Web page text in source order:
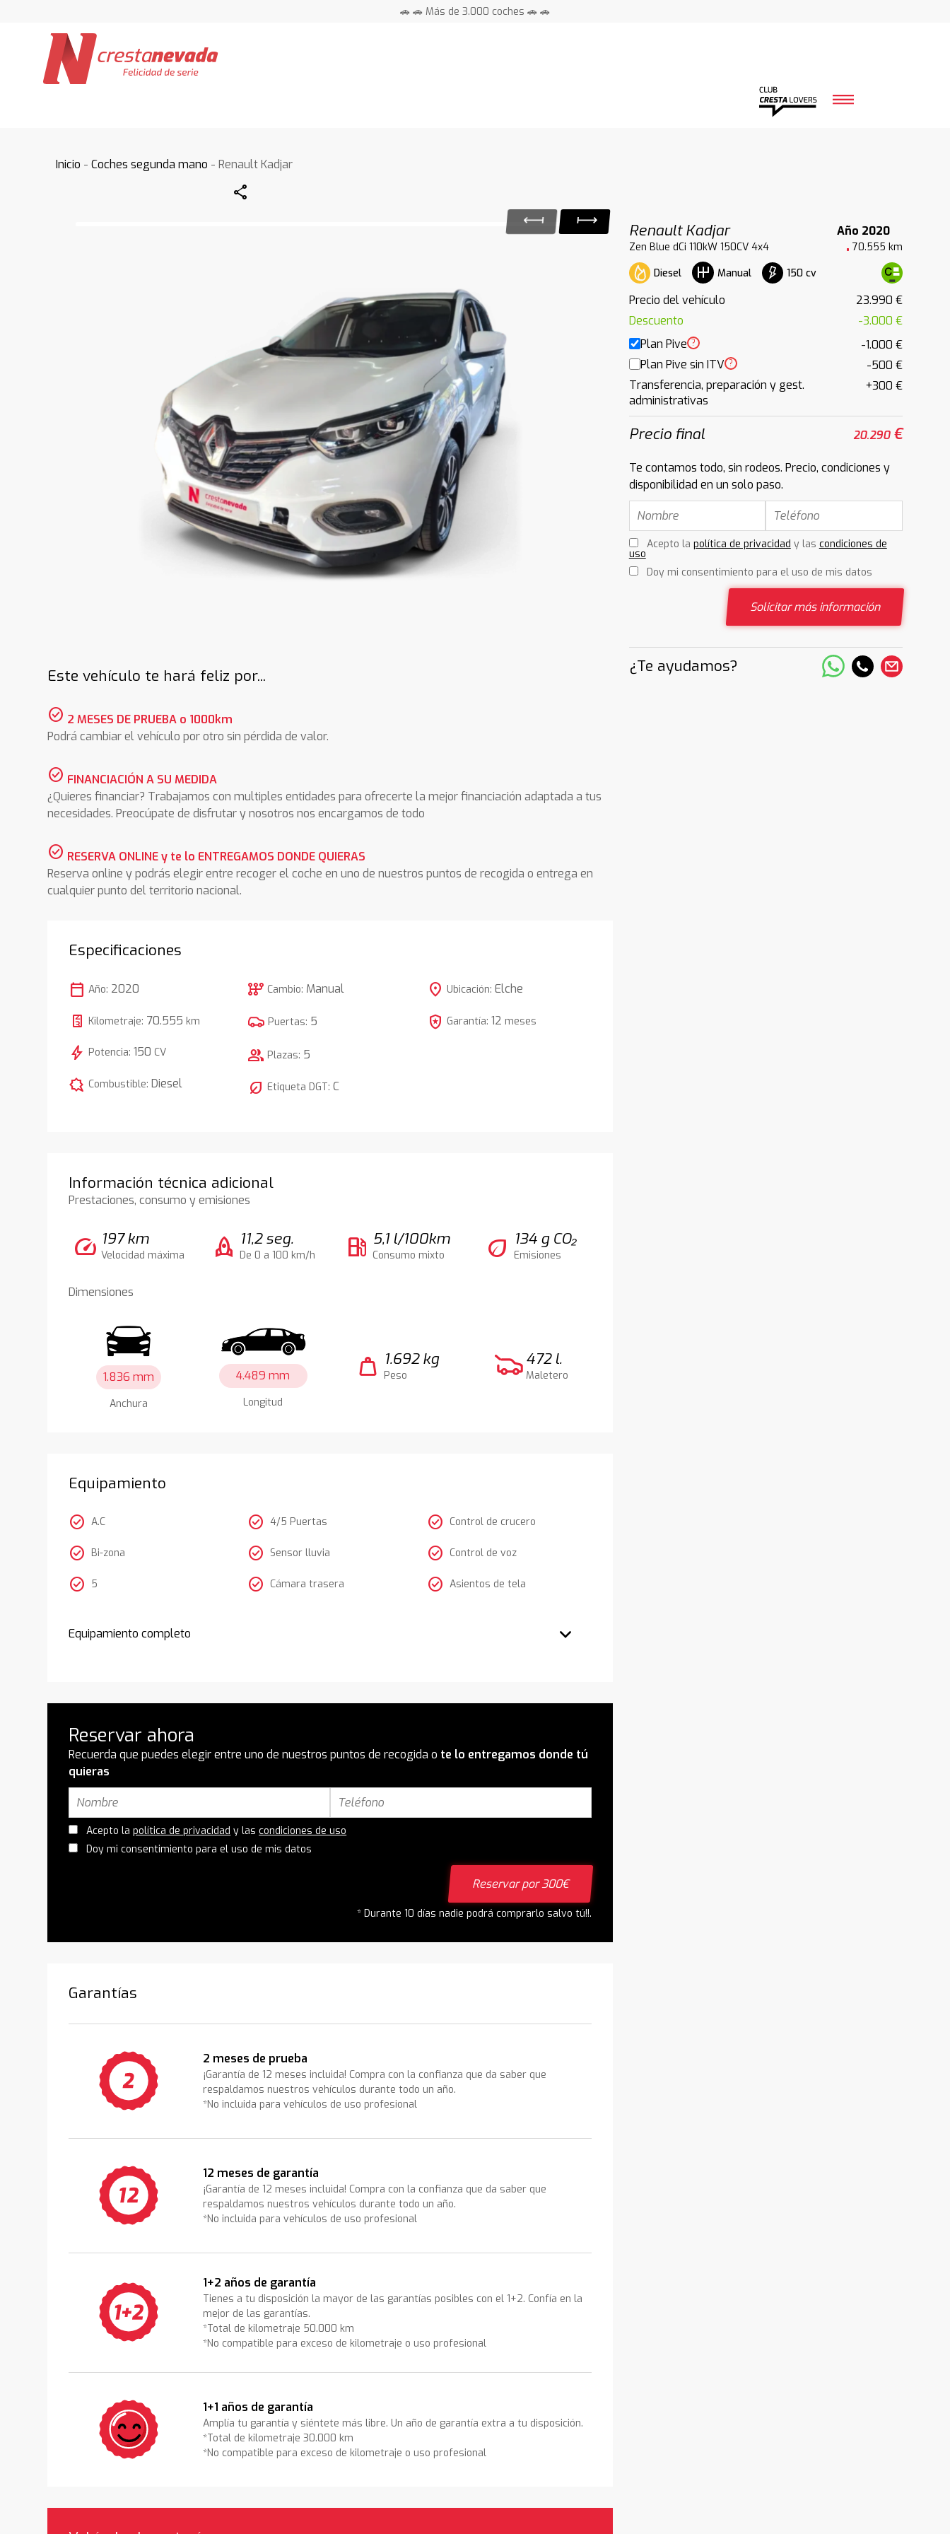
🚗 🚗 Más de 3.000 coches 🚗 🚗
Inicio -Coches segunda mano - Renault Kadjar
Share
Renault Kadjar
Año 2020
Zen Blue dCi 110kW 150CV 4x4
70.555 km
Diesel
Manual 150 cv
Precio del vehículo
23.990 €
Descuento
-3.000 €
Plan Pive ?
-1.000 €
Plan Pive sin ITV ?
-500 €
Transferencia, preparación y gest.
administrativas
+300 €
Precio final 20.290€
Te contamos todo, sin rodeos. Precio, condiciones y
disponibilidad en un solo paso.
Acepto la política de privacidad y las condiciones de
uso
Doy mi consentimiento para el uso de mis datos
Solicitar más información
¿Te ayudamos?
Este vehículo te hará feliz por...
check_circle 2 MESES DE PRUEBA o 1000km
Podrá cambiar el vehículo por otro sin pérdida de valor.
check_circle FINANCIACIÓN A SU MEDIDA
¿Quieres financiar? Trabajamos con multiples entidades para ofrecerte la mejor financiación adaptada a tus
necesidades. Preocúpate de disfrutar y nosotros nos encargamos de todo
check_circle RESERVA ONLINE y te lo ENTREGAMOS DONDE QUIERAS
Reserva online y podrás elegir entre recoger el coche en uno de nuestros puntos de recogida o entrega en
cualquier punto del territorio nacional.
Especificaciones
calendar_today Año: 2020
Kilometraje: 70.555 km
bolt Potencia:150 CV
comic_bubble Combustible:Diesel
auto_transmission Cambio: Manual
Puertas: 5
group Plazas: 5
nest_eco_leaf Etiqueta DGT:C
location_on Ubicación: Elche
local_police Garantía: 12 meses
Información técnica adicional
Prestaciones, consumo y emisiones
speed 197 km
Velocidad máxima rocket 11,2 seg.
De 0 a 100 km/h local_gas_station 5,1 l/100km
Consumo mixto eco 134 g CO₂
Emisiones
Dimensiones
1.836 mm
Anchura
4.489 mm
Longitud
weight 1.692 kg
Peso
472 l.
Maletero
Equipamiento
check_circle A.C
check_circle Bi-zona
check_circle 5
check_circle 4/5 Puertas
check_circle Sensor lluvia
check_circle Cámara trasera
check_circle Control de crucero
check_circle Control de voz
check_circle Asientos de tela
Equipamiento completo
Reservar ahora
Recuerda que puedes elegir entre uno de nuestros puntos de recogida o te lo entregamos donde tú
quieras
Acepto lapolítica de privacidad y lascondiciones de uso
Doy mi consentimiento para el uso de mis datos
Reservar por 300€
* Durante 10 días nadie podrá comprarlo salvo tú!!.
Garantías
2 meses de prueba
¡Garantía de 12 meses incluida! Compra con la confianza que da saber que
respaldamos nuestros vehículos durante todo un año.
*No incluida para vehículos de uso profesional
12 meses de garantía
¡Garantía de 12 meses incluida! Compra con la confianza que da saber que
respaldamos nuestros vehículos durante todo un año.
*No incluida para vehículos de uso profesional
1+2 años de garantía
Tienes a tu disposición la mayor de las garantías posibles con el 1+2. Confía en la
mejor de las garantías.
*Total de kilometraje 50.000 km
*No compatible para exceso de kilometraje o uso profesional
1+1 años de garantía
Amplía tu garantía y siéntete más libre. Un año de garantía extra a tu disposición.
*Total de kilometraje 30.000 km
*No compatible para exceso de kilometraje o uso profesional